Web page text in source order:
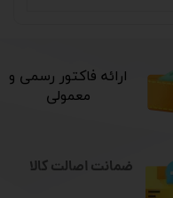
​ارائه فاکتور رسمی و
معمولی
ضمانت اصالت کالا